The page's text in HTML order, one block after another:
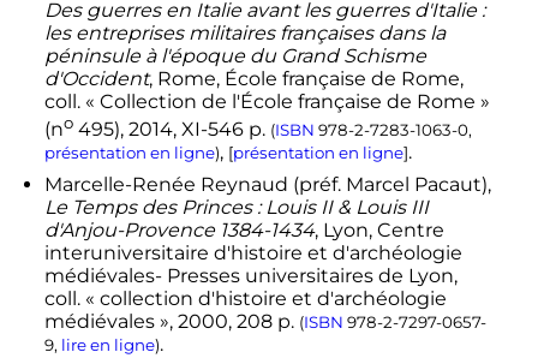
Des guerres en Italie avant les guerres d'Italie :
les entreprises militaires françaises dans la
péninsule à l'époque du Grand Schisme
d'Occident, Rome, École française de Rome,
coll.« Collection de l'École française de Rome »
(no495), 2014, XI-546 p. (ISBN 978-2-7283-1063-0,
présentation en ligne), [présentation en ligne].
Marcelle-Renée Reynaud (préf.Marcel Pacaut),
Le Temps des Princes : Louis II& Louis III
d'Anjou-Provence 1384-1434, Lyon, Centre
interuniversitaire d'histoire et d'archéologie
médiévales- Presses universitaires de Lyon,
coll.« collection d'histoire et d'archéologie
médiévales », 2000, 208 p. (ISBN 978-2-7297-0657-
9, lire en ligne).